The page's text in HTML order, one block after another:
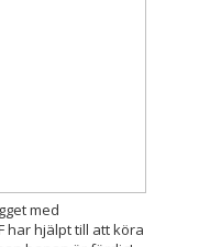
med
har hjälpt till att köra